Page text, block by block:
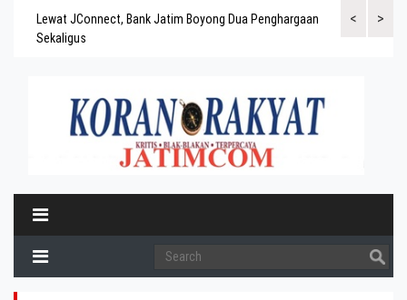
<
Lewat JConnect, Bank Jatim Boyong Dua Penghargaan
Sekaligus
Bank Jatim
>